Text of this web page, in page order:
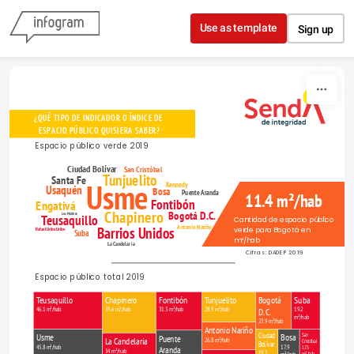
Skip to content
Use as template Sign up
¿QUÉ TIPO DE INDICADOR O ÍNDICE DE
ESPACIO PÚBLICO QUISIERA SABER?
Espacio público verde 2019
Usme
Chapinero
Tunjuelito
Barrios Unidos
Teusaquillo
Fontibón
Engativá
Usaquén
Santa Fe
Bogotá D.C.
Bosa
Ciudad Bolívar
Suba
San Cristóbal
Kennedy
Puente Aranda
Antonio Nariño
La Candelaria
Rafael Uribe Uribe
Los Mártires
11.4 m²/hab
Cantidad de espacio público
verde para Bogotá en
m²/hab
Cifras: DADEP 2019
Espacio público total 2019
Teusaquillo
46.1 m²/hab
Usme
45.8 m²/hab
Chapinero
39.6 m2/hab
La Candelaria
34 m²/hab
Fontibón
31.3 m²/hab
Puente
Aranda
Tunjuelito
28.9 m²/hab
Antonio Nariño
26.8 m²/hab
Bogotá
D.C.
23.9 m²/hab
Ciudad
Bolívar
Bosa
17.9
Suba
19.2
m²/hab
San
Cristóbal
17.5